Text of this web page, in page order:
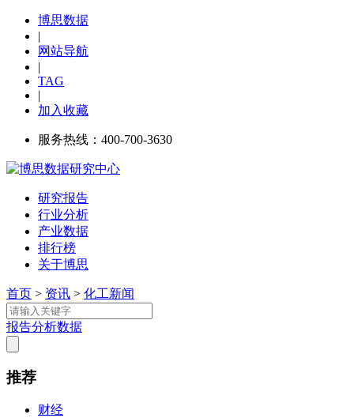
博思数据
|
网站导航
|
TAG
|
加入收藏
服务热线：400-700-3630
研究报告
行业分析
产业数据
排行榜
关于博思
首页 > 资讯 > 化工新闻
报告分析数据
推荐
财经